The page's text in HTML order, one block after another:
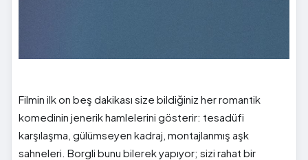
Filmin ilk on beş dakikası size bildiğiniz her romantik
komedinin jenerik hamlelerini gösterir: tesadüfi
karşılaşma, gülümseyen kadraj, montajlanmış aşk
sahneleri. Borgli bunu bilerek yapıyor; sizi rahat bir